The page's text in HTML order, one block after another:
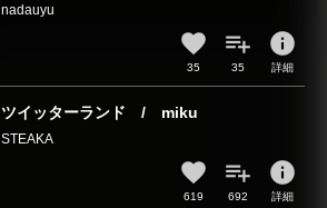
nadauyu
35 35
info
詳細
ツイッターランド / miku
STEAKA
619 692
info
詳細